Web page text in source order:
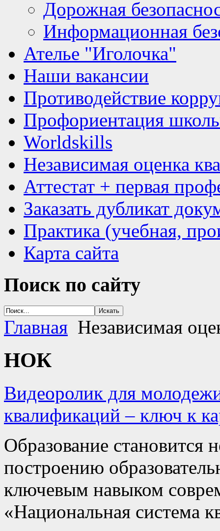
Дорожная
Информационная
Ателье "Иголочка"
Наши вакансии
Противодействие
Профориентация
Worldskills
Независимая оценка
Аттестат + первая
Заказать дубликат
Практика (учебная,
Карта сайта
Поиск по сайту
Главная Независимая
НОК
Видеоролик для
квалификаций – ключ к
Образование становится
построению
ключевым навыком
«Национальная система